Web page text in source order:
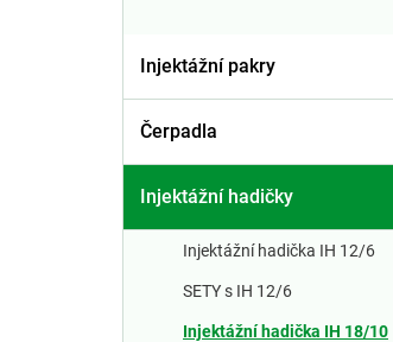
Injektážní pakry
Čerpadla
Injektážní hadičky
Injektážní hadička IH 12/6
SETY s IH 12/6
Injektážní hadička IH 18/10